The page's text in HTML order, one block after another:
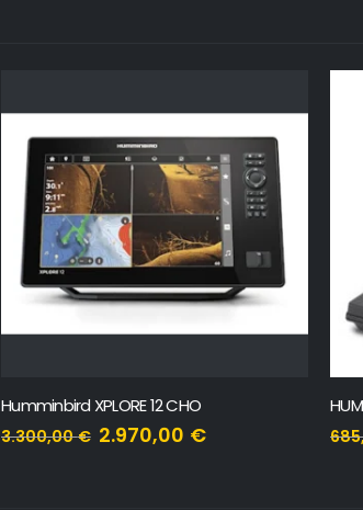
Humminbird XPLORE 12 CHO
3.300,00€ 2.970,00 €